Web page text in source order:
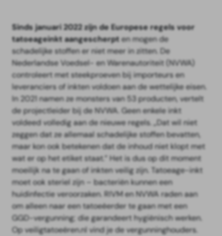
Sinds januari 2022 zijn de Europese regels voor
tatoeageinkt aangescherpten mogen de
schadelijke stoffen er niet meer in zitten. De
Nederlandse Voedsel- en Warenautoriteit (NVWA)
controleert met steekproeven bij importeurs en
leveranciers of inkten voldoen aan de wettelijke eisen.
In 2021 namen ze monsters van 53 producten, vertelt
de projectleider bij de NVWA. Geen enkele inkt
voldeed volledig aan de nieuwe regels. „Dat wil niet
zeggen dat ze allemaal schadelijke stoffen bevatten,
maar kon ook betekenen dat de inhoud niet klopt met
wat er op het etiket staat.” Het is dus op dit moment
moeilijk na te gaan of inkten veilig zijn. Tatoeage-inkt
moet ook steriel zijn – bacteriën kunnen een
huidinfectie veroorzaken. RIVM en NVWA raden aan
om alleen naar een tatoeëerder te gaan met een
GGD-vergunning; die garandeert hygiënisch werken.
Op veiligtatoeëren.nl vind je de vergunninghouders.